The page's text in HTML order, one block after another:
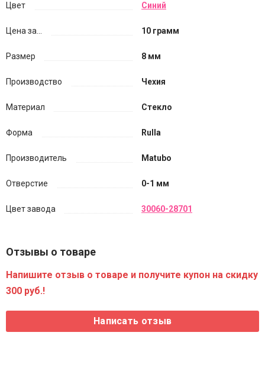
Цвет Синий
Цена за... 10 грамм
Размер 8 мм
Производство Чехия
Материал Стекло
Форма Rulla
Производитель Matubo
Отверстие 0-1 мм
Цвет завода 30060-28701
Отзывы о товаре
Напишите отзыв о товаре и получите купон на скидку
300 руб.!